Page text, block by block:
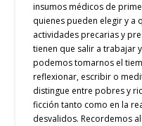
insumos médicos de
quienes pueden elegir y a
actividades precarias y
tienen que salir a trabajar
podemos tomarnos el
reflexionar, escribir o
distingue entre pobres y
ficción tanto como en la
desvalidos. Recordemos